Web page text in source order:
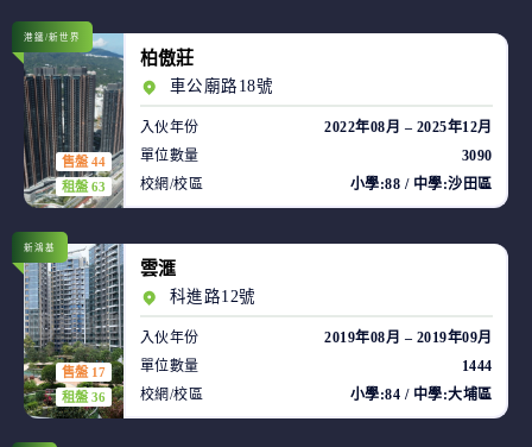
售盤 44
租盤 63
港鐵/新世界
柏傲莊
車公廟路18號
入伙年份
2022年08月 – 2025年12月
單位數量
3090
校網/校區
小學:88 / 中學:沙田區
售盤 17
租盤 36
新鴻基
雲滙
科進路12號
入伙年份
2019年08月 – 2019年09月
單位數量
1444
校網/校區
小學:84 / 中學:大埔區